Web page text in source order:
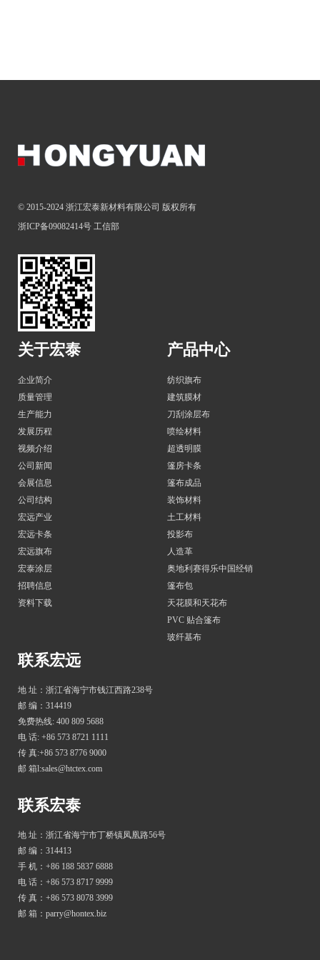
© 2015-2024 浙江宏泰新材料有限公司 版权所有
浙ICP备09082414号 工信部
关于宏泰
企业简介
质量管理
生产能力
发展历程
视频介绍
公司新闻
会展信息
公司结构
宏远产业
宏远卡条
宏远旗布
宏泰涂层
招聘信息
资料下载
产品中心
纺织旗布
建筑膜材
刀刮涂层布
喷绘材料
超透明膜
篷房卡条
篷布成品
装饰材料
土工材料
投影布
人造革
奥地利赛得乐中国经销
篷布包
天花膜和天花布
PVC 贴合篷布
玻纤基布
联系宏远
地 址：浙江省海宁市钱江西路238号
邮 编：314419
免费热线: 400 809 5688
电 话: +86 573 8721 1111
传 真:+86 573 8776 9000
邮 箱l:sales@htctex.com
联系宏泰
地 址：浙江省海宁市丁桥镇凤凰路56号
邮 编：314413
手 机：+86 188 5837 6888
电 话：+86 573 8717 9999
传 真：+86 573 8078 3999
邮 箱：parry@hontex.biz